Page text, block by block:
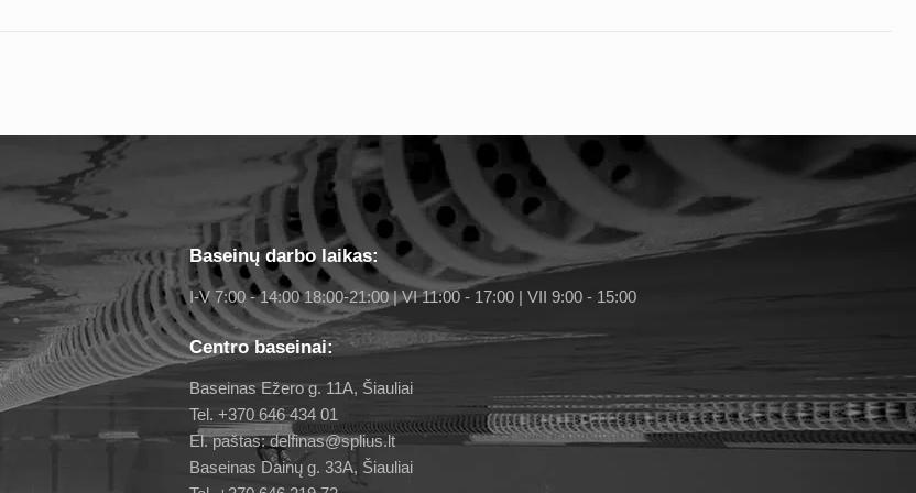
Baseinų darbo laikas:
I-V 7:00 - 14:00 18:00-21:00 | VI 11:00 - 17:00 | VII 9:00 - 15:00
Centro baseinai:
Baseinas Ežero g. 11A, Šiauliai
Tel. +370 646 434 01
El. paštas: delfinas@splius.lt
Baseinas Dainų g. 33A, Šiauliai